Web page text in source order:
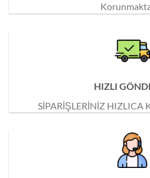
HIZLI
SİPARİŞLERİNİZ HIZLICA